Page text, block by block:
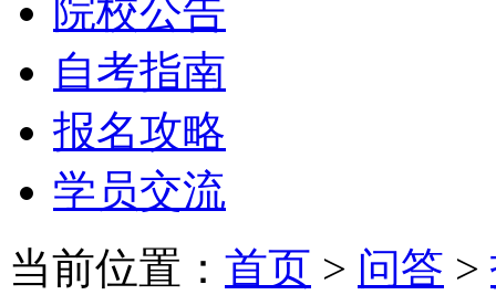
院校公告
自考指南
报名攻略
学员交流
当前位置： 首页 > 问答 >